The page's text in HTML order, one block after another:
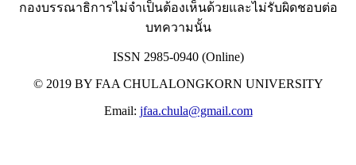
กองบรรณาธิการไม่จำเป็นต้องเห็นด้วยและไม่รับผิดชอบต่อ
บทความนั้น
ISSN 2985-0940 (Online)
© 2019 BY FAA CHULALONGKORN UNIVERSITY
Email: jfaa.chula@gmail.com